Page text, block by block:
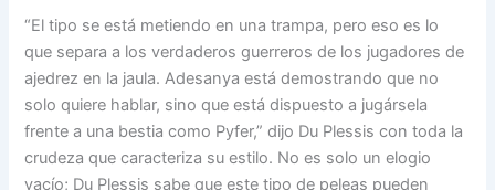
“El tipo se está metiendo en una trampa, pero eso es lo
que separa a los verdaderos guerreros de los jugadores de
ajedrez en la jaula. Adesanya está demostrando que no
solo quiere hablar, sino que está dispuesto a jugársela
frente a una bestia como Pyfer,” dijo Du Plessis con toda la
crudeza que caracteriza su estilo. No es solo un elogio
vacío; Du Plessis sabe que este tipo de peleas pueden